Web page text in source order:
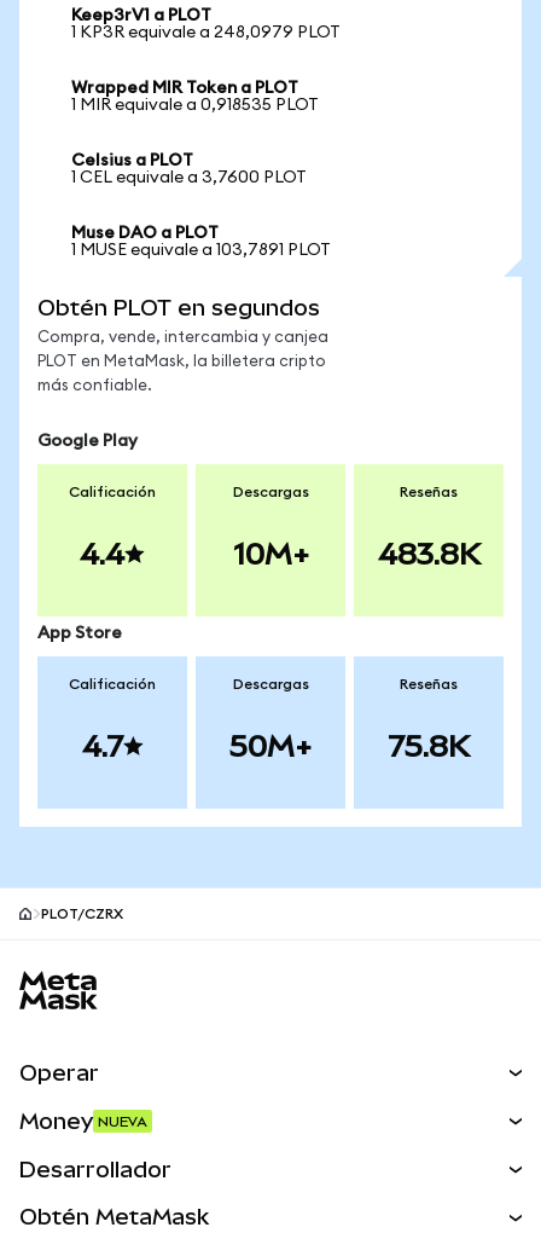
Keep3rV1 a PLOT
1 KP3R equivale a 248,0979 PLOT
Wrapped MIR Token a PLOT
1 MIR equivale a 0,918535 PLOT
Celsius a PLOT
1 CEL equivale a 3,7600 PLOT
Muse DAO a PLOT
1 MUSE equivale a 103,7891 PLOT
Obtén PLOT en segundos
Compra, vende, intercambia y canjea
PLOT en MetaMask, la billetera cripto
más confiable.
Google Play
Calificación
4.4
Descargas
10M+
Reseñas
483.8K
App Store
Calificación
4.7
Descargas
50M+
Reseñas
75.8K
PLOT/CZRX
Operar
Activos del mundo real
Money NUEVA
Desarrollador
Obtén MetaMask